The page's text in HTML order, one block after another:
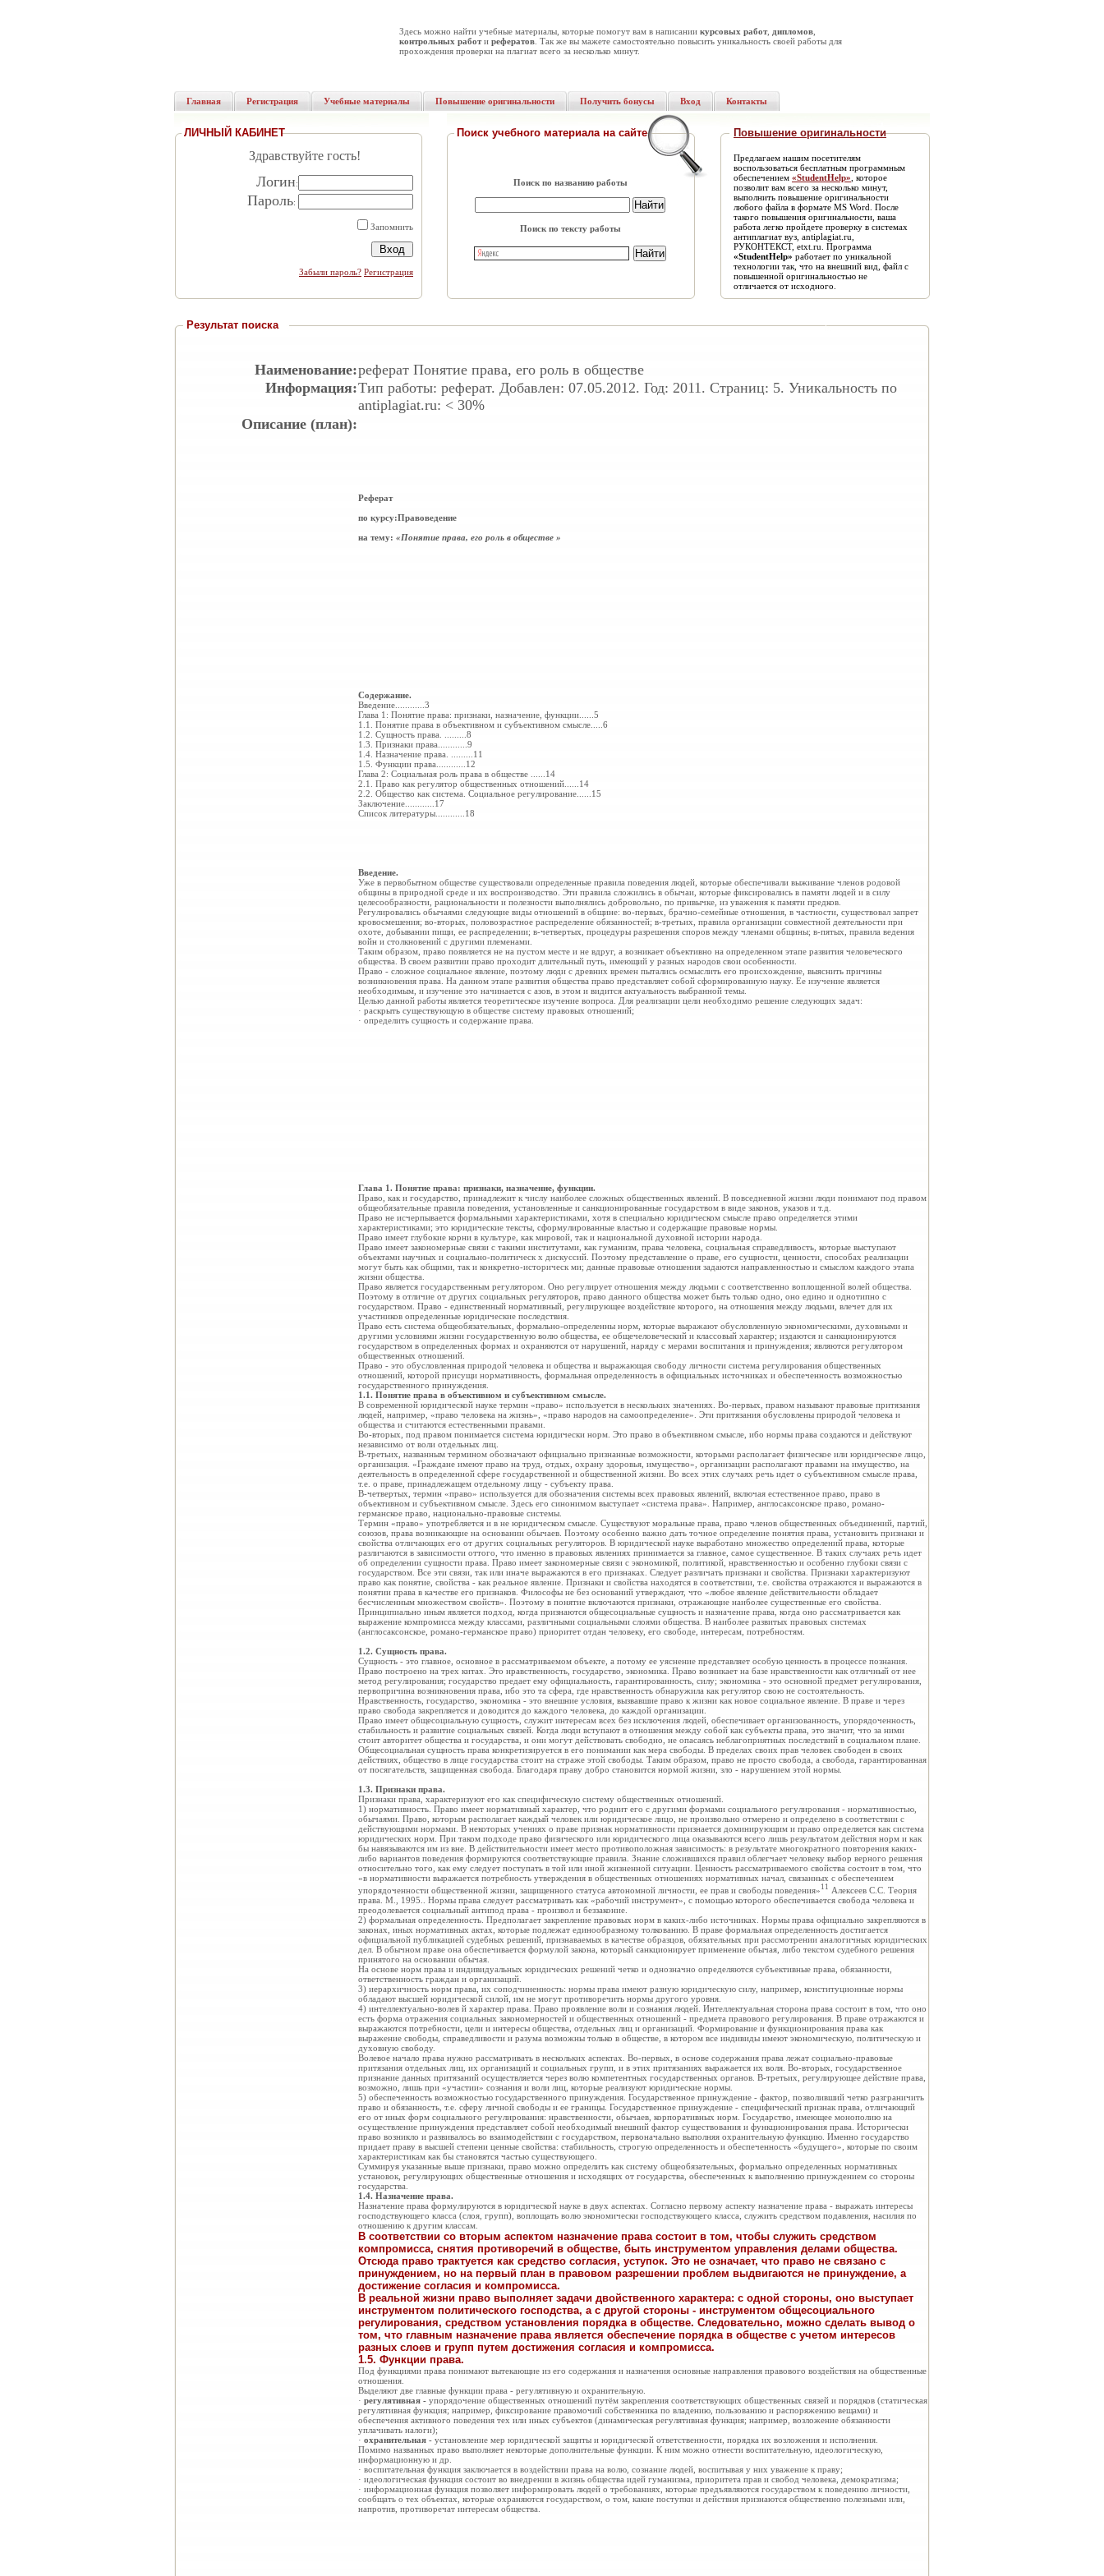
Здесь можно найти учебные материалы, которые помогут вам в написании курсовых работ, дипломов
контрольных работи рефератов . Так же вы мажете самостоятельно повысить уникальность своей работы для
прохождения проверки на плагиат всего за несколько минут.
Главная Регистрация Учебные материалы Повышение оригинальности Получить бонусы Вход Контакты
ЛИЧНЫЙ КАБИНЕТ
Здравствуйте гость!
Логин:
Пароль:
Запомнить
Забыли пароль? Регистрация
Поиск учебного материала на сайте
Поиск по названию работы
Поиск по тексту работы
Повышение оригинальности
Предлагаем нашим посетителям
воспользоваться бесплатным программным
обеспечением «StudentHelp» , которое
позволит вам всего за несколько минут,
выполнить повышение оригинальности
любого файла в формате MS Word. После
такого повышения оригинальности, ваша
работа легко пройдете проверку в системах
антиплагиат вуз, antiplagiat.ru,
РУКОНТЕКСТ, etxt.ru. Программа
«StudentHelp» работает по уникальной
технологии так, что на внешний вид, файл с
повышенной оригинальностью не
отличается от исходного.
Результат поиска
Наименование:реферат Понятие права, его роль в обществе
Информация:Тип работы: реферат. Добавлен: 07.05.2012. Год: 2011. Страниц: 5. Уникальность по
antiplagiat.ru: < 30%
Описание (план):
Реферат
по курсу:Правоведение
на тему: «Понятие права, его роль в обществе »
Содержание.
Введение...
...3
Глава 1: Понятие права: признаки, назначение, функции...
...5
1.1. Понятие права в объективном и субъективном смысле...
..6
1.2. Сущность права. ...
...8
1.3. Признаки права...
...9
1.4. Назначение права. ...
...11
1.5. Функции права...
...12
Глава 2: Социальная роль права в обществе ...
...14
2.1. Право как регулятор общественных отношений...
...14
2.2. Общество как система. Социальное регулирование...
...15
Заключение...
...17
Список литературы...
...18
Введение.
Уже в первобытном обществе существовали определенные правила поведения людей, которые обеспечивали выживание членов родовой
общины в природной среде и их воспроизводство. Эти правила сложились в обычаи, которые фиксировались в памяти людей и в силу
целесообразности, рациональности и полезности выполнялись добровольно, по привычке, из уважения к памяти предков.
Регулировались обычаями следующие виды отношений в общине: во-первых, брачно-семейные отношения, в частности, существовал запрет
кровосмешения; во-вторых, половозрастное распределение обязанностей; в-третьих, правила организации совместной деятельности при
охоте, добывании пищи, ее распределении; в-четвертых, процедуры разрешения споров между членами общины; в-пятых, правила ведения
войн и столкновений с другими племенами.
Таким образом, право появляется не на пустом месте и не вдруг, а возникает объективно на определенном этапе развития человеческого
общества. В своем развитии право проходит длительный путь, имеющий у разных народов свои особенности.
Право - сложное социальное явление, поэтому люди с древних времен пытались осмыслить его происхождение, выяснить причины
возникновения права. На данном этапе развития общества право представляет собой сформированную науку. Ее изучение является
необходимым, и изучение это начинается с азов, в этом и видится актуальность выбранной темы.
Целью данной работы является теоретическое изучение вопроса. Для реализации цели необходимо решение следующих задач:
· раскрыть существующую в обществе систему правовых отношений;
· определить сущность и содержание права.
Глава 1. Понятие права: признаки, назначение, функции.
Право, как и государство, принадлежит к числу наиболее сложных общественных явлений. В повседневной жизни люди понимают под правом
общеобязательные правила поведения, установленные и санкционированные государством в виде законов, указов и т.д.
Право не исчерпывается формальными характеристиками, хотя в специально юридическом смысле право определяется этими
характеристиками; это юридические тексты, сформулированные властью и содержащие правовые нормы.
Право имеет глубокие корни в культуре, как мировой, так и национальной духовной истории народа.
Право имеет закономерные связи с такими институтами, как гуманизм, права человека, социальная справедливость, которые выступают
объектами научных и социально-политическ х дискуссий. Поэтому представление о праве, его сущности, ценности, способах реализации
могут быть как общими, так и конкретно-историческ ми; данные правовые отношения задаются направленностью и смыслом каждого этапа
жизни общества.
Право является государственным регулятором. Оно регулирует отношения между людьми с соответственно воплощенной волей общества.
Поэтому в отличие от других социальных регуляторов, право данного общества может быть только одно, оно едино и однотипно с
государством. Право - единственный нормативный, регулирующее воздействие которого, на отношения между людьми, влечет для их
участников определенные юридические последствия.
Право есть система общеобязательных, формально-определенны норм, которые выражают обусловленную экономическими, духовными и
другими условиями жизни государственную волю общества, ее общечеловеческий и классовый характер; издаются и санкционируются
государством в определенных формах и охраняются от нарушений, наряду с мерами воспитания и принуждения; являются регулятором
общественных отношений.
Право - это обусловленная природой человека и общества и выражающая свободу личности система регулирования общественных
отношений, которой присущи нормативность, формальная определенность в официальных источниках и обеспеченность возможностью
государственного принуждения.
1.1. Понятие права в объективном и субъективном смысле.
В современной юридической науке термин «право» используется в нескольких значениях. Во-первых, правом называют правовые притязания
людей, например, «право человека на жизнь», «право народов на самоопределение». Эти притязания обусловлены природой человека и
общества и считаются естественными правами.
Во-вторых, под правом понимается система юридически норм. Это право в объективном смысле, ибо нормы права создаются и действуют
независимо от воли отдельных лиц.
В-третьих, названным термином обозначают официально признанные возможности, которыми располагает физическое или юридическое лицо,
организация. «Граждане имеют право на труд, отдых, охрану здоровья, имущество», организации располагают правами на имущество, на
деятельность в определенной сфере государственной и общественной жизни. Во всех этих случаях речь идет о субъективном смысле права,
т.е. о праве, принадлежащем отдельному лицу - субъекту права.
В-четвертых, термин «право» используется для обозначения системы всех правовых явлений, включая естественное право, право в
объективном и субъективном смысле. Здесь его синонимом выступает «система права». Например, англосаксонское право, романо-
германское право, национально-правовые системы.
Термин «право» употребляется и в не юридическом смысле. Существуют моральные права, право членов общественных объединений, партий,
союзов, права возникающие на основании обычаев. Поэтому особенно важно дать точное определение понятия права, установить признаки и
свойства отличающих его от других социальных регуляторов. В юридической науке выработано множество определений права, которые
различаются в зависимости оттого, что именно в правовых явлениях принимается за главное, самое существенное. В таких случаях речь идет
об определении сущности права. Право имеет закономерные связи с экономикой, политикой, нравственностью и особенно глубоки связи с
государством. Все эти связи, так или иначе выражаются в его признаках. Следует различать признаки и свойства. Признаки характеризуют
право как понятие, свойства - как реальное явление. Признаки и свойства находятся в соответствии, т.е. свойства отражаются и выражаются в
понятии права в качестве его признаков. Философы не без оснований утверждают, что «любое явление действительности обладает
бесчисленным множеством свойств». Поэтому в понятие включаются признаки, отражающие наиболее существенные его свойства.
Принципиально иным является подход, когда признаются общесоциальные сущность и назначение права, когда оно рассматривается как
выражение компромисса между классами, различными социальными слоями общества. В наиболее развитых правовых системах
(англосаксонское, романо-германское право) приоритет отдан человеку, его свободе, интересам, потребностям.
1.2. Сущность права.
Сущность - это главное, основное в рассматриваемом объекте, а потому ее уяснение представляет особую ценность в процессе познания.
Право построено на трех китах. Это нравственность, государство, экономика. Право возникает на базе нравственности как отличный от нее
метод регулирования; государство предает ему официальность, гарантированность, силу; экономика - это основной предмет регулирования,
первопричина возникновения права, ибо это та сфера, где нравственность обнаружила как регулятор свою не состоятельность.
Нравственность, государство, экономика - это внешние условия, вызвавшие право к жизни как новое социальное явление. В праве и через
право свобода закрепляется и доводится до каждого человека, до каждой организации.
Право имеет общесоциальную сущность, служит интересам всех без исключения людей, обеспечивает организованность, упорядоченность,
стабильность и развитие социальных связей. Когда люди вступают в отношения между собой как субъекты права, это значит, что за ними
стоит авторитет общества и государства, и они могут действовать свободно, не опасаясь неблагоприятных последствий в социальном плане.
Общесоциальная сущность права конкретизируется в его понимании как мера свободы. В пределах своих прав человек свободен в своих
действиях, общество в лице государства стоит на страже этой свободы. Таким образом, право не просто свобода, а свобода, гарантированная
от посягательств, защищенная свобода. Благодаря праву добро становится нормой жизни, зло - нарушением этой нормы.
1.3. Признаки права.
Признаки права, характеризуют его как специфическую систему общественных отношений.
1) нормативность. Право имеет нормативный характер, что роднит его с другими формами социального регулирования - нормативностью,
обычаями. Право, которым располагает каждый человек или юридическое лицо, не произвольно отмерено и определено в соответствии с
действующими нормами. В некоторых учениях о праве признак нормативности признается доминирующим и право определяется как система
юридических норм. При таком подходе право физического или юридического лица оказываются всего лишь результатом действия норм и как
бы навязываются им из вне. В действительности имеет место противоположная зависимость: в результате многократного повторения каких-
либо вариантов поведения формируются соответствующие правила. Знание сложившихся правил облегчает человеку выбор верного решения
относительно того, как ему следует поступать в той или иной жизненной ситуации. Ценность рассматриваемого свойства состоит в том, что
«в нормативности выражается потребность утверждения в общественных отношениях нормативных начал, связанных с обеспечением
упорядоченности общественной жизни, защищенного статуса автономной личности, ее прав и свободы поведения» 11 Алексеев С.С. Теория
права. М., 1995.. Нормы права следует рассматривать как «рабочий инструмент», с помощью которого обеспечивается свобода человека и
преодолевается социальный антипод права - произвол и беззаконие.
2) формальная определенность. Предполагает закрепление правовых норм в каких-либо источниках. Нормы права официально закрепляются в
законах, иных нормативных актах, которые подлежат единообразному толкованию. В праве формальная определенность достигается
официальной публикацией судебных решений, признаваемых в качестве образцов, обязательных при рассмотрении аналогичных юридических
дел. В обычном праве она обеспечивается формулой закона, который санкционирует применение обычая, либо текстом судебного решения
принятого на основании обычая.
На основе норм права и индивидуальных юридических решений четко и однозначно определяются субъективные права, обязанности,
ответственность граждан и организаций.
3) иерархичность норм права, их соподчиненность: нормы права имеют разную юридическую силу, например, конституционные нормы
обладают высшей юридической силой, им не могут противоречить нормы другого уровня.
4) интеллектуально-волев й характер права. Право проявление воли и сознания людей. Интеллектуальная сторона права состоит в том, что оно
есть форма отражения социальных закономерностей и общественных отношений - предмета правового регулирования. В праве отражаются и
выражаются потребности, цели и интересы общества, отдельных лиц и организаций. Формирование и функционирования права как
выражение свободы, справедливости и разума возможны только в обществе, в котором все индивиды имеют экономическую, политическую и
духовную свободу.
Волевое начало права нужно рассматривать в нескольких аспектах. Во-первых, в основе содержания права лежат социально-правовые
притязания отдельных лиц, их организаций и социальных групп, и в этих притязаниях выражается их воля. Во-вторых, государственное
признание данных притязаний осуществляется через волю компетентных государственных органов. В-третьих, регулирующее действие права,
возможно, лишь при «участии» сознания и воли лиц, которые реализуют юридические нормы.
5) обеспеченность возможностью государственного принуждения. Государственное принуждение - фактор, позволивший четко разграничить
право и обязанность, т.е. сферу личной свободы и ее границы. Государственное принуждение - специфический признак права, отличающий
его от иных форм социального регулирования: нравственности, обычаев, корпоративных норм. Государство, имеющее монополию на
осуществление принуждения представляет собой необходимый внешний фактор существования и функционирования права. Исторически
право возникло и развивалось во взаимодействии с государством, первоначально выполняя охранительную функцию. Именно государство
придает праву в высшей степени ценные свойства: стабильность, строгую определенность и обеспеченность «будущего», которые по своим
характеристикам как бы становятся частью существующего.
Суммируя указанные выше признаки, право можно определить как систему общеобязательных, формально определенных нормативных
установок, регулирующих общественные отношения и исходящих от государства, обеспеченных к выполнению принуждением со стороны
государства.
1.4. Назначение права.
Назначение права формулируются в юридической науке в двух аспектах. Согласно первому аспекту назначение права - выражать интересы
господствующего класса (слоя, групп), воплощать волю экономически господствующего класса, служить средством подавления, насилия по
отношению к другим классам.
В соответствии со вторым аспектом назначение права состоит в том, чтобы служить средством
компромисса, снятия противоречий в обществе, быть инструментом управления делами общества.
Отсюда право трактуется как средство согласия, уступок. Это не означает, что право не связано с
принуждением, но на первый план в правовом разрешении проблем выдвигаются не принуждение, а
достижение согласия и компромисса.
В реальной жизни право выполняет задачи двойственного характера: с одной стороны, оно выступает
инструментом политического господства, а с другой стороны - инструментом общесоциального
регулирования, средством установления порядка в обществе. Следовательно, можно сделать вывод о
том, что главным назначение права является обеспечение порядка в обществе с учетом интересов
разных слоев и групп путем достижения согласия и компромисса.
1.5. Функции права.
Под функциями права понимают вытекающие из его содержания и назначения основные направления правового воздействия на общественные
отношения.
Выделяют две главные функции права - регулятивную и охранительную.
· регулятивная - упорядочение общественных отношений путём закрепления соответствующих общественных связей и порядков (статическая
регулятивная функция; например, фиксирование правомочий собственника по владению, пользованию и распоряжению вещами) и
обеспечения активного поведения тех или иных субъектов (динамическая регулятивная функция; например, возложение обязанности
уплачивать налоги);
· охранительная - установление мер юридической защиты и юридической ответственности, порядка их возложения и исполнения.
Помимо названных право выполняет некоторые дополнительные функции. К ним можно отнести воспитательную, идеологическую,
информационную и др.
· воспитательная функция заключается в воздействии права на волю, сознание людей, воспитывая у них уважение к праву;
· идеологическая функция состоит во внедрении в жизнь общества идей гуманизма, приоритета прав и свобод человека, демократизма;
· информационная функция позволяет информировать людей о требованиях, которые предъявляются государством к поведению личности,
сообщать о тех объектах, которые охраняются государством, о том, какие поступки и действия признаются общественно полезными или,
напротив, противоречат интересам общества.